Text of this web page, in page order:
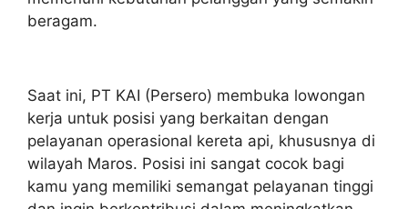
beragam.
Saat ini, PT KAI (Persero) membuka lowongan
kerja untuk posisi yang berkaitan dengan
pelayanan operasional kereta api, khususnya di
wilayah Maros. Posisi ini sangat cocok bagi
kamu yang memiliki semangat pelayanan tinggi